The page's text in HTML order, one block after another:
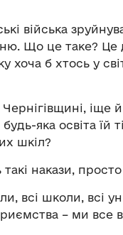
війська
Що це таке? Це
б хтось у
іще
яка освіта їй
шкіл?
накази,
всі школи, всі
– ми все